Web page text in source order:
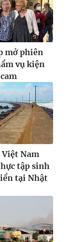
có sự chấp
phát hành lại
mở phiên
vụ kiện
Nam
tập sinh
tại Nhật